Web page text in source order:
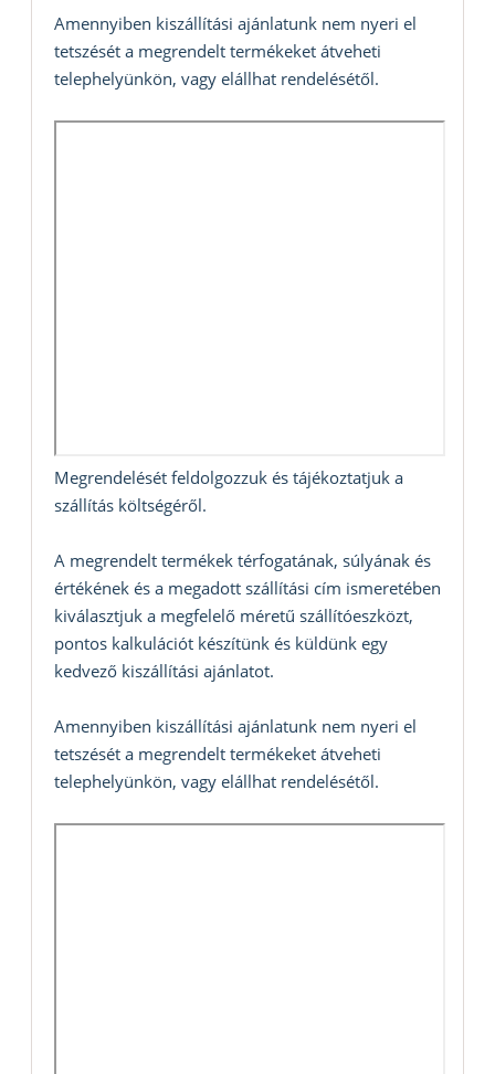
Amennyiben kiszállítási ajánlatunk nem nyeri el
tetszését a megrendelt termékeket átveheti
telephelyünkön, vagy elállhat rendelésétől.
Megrendelését feldolgozzuk és tájékoztatjuk a
szállítás költségéről.
A megrendelt termékek térfogatának, súlyának és
értékének és a megadott szállítási cím ismeretében
kiválasztjuk a megfelelő méretű szállítóeszközt,
pontos kalkulációt készítünk és küldünk egy
kedvező kiszállítási ajánlatot.
Amennyiben kiszállítási ajánlatunk nem nyeri el
tetszését a megrendelt termékeket átveheti
telephelyünkön, vagy elállhat rendelésétől.